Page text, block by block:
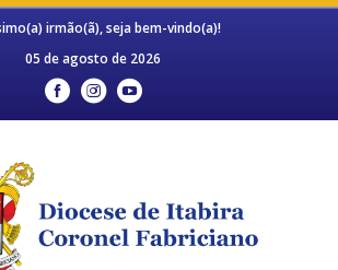
irmão(ã), seja bem-vindo(a)!
05 de agosto de 2026